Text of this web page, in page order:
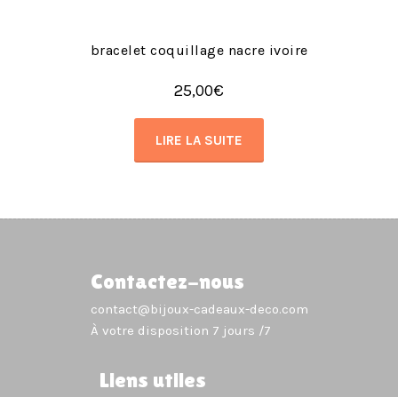
bracelet coquillage nacre ivoire
25,00€
LIRE LA SUITE
Contactez-nous
contact@bijoux-cadeaux-deco.com
À votre disposition 7 jours /7
Liens utiles